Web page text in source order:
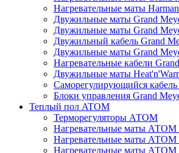
Нагревательные маты
Двужильные маты Grand
Двужильные маты Grand
Двужильный кабель Grand
Двужильные маты Grand
Нагревательные кабели
Двужильные маты
Саморегулирующийся
Блоки управления Grand
Теплый пол ATOM
Терморегуляторы АТОМ
Нагревательные маты АТОМ
Нагревательные маты АТОМ
Нагревательные маты АТОМ